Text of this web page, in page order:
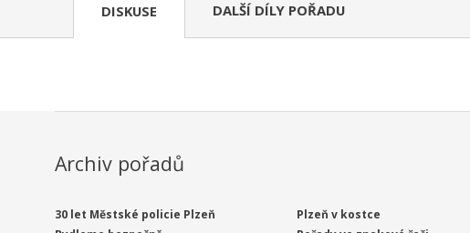
DISKUSE DALŠÍ DÍLY POŘADU
Archiv pořadů
30 let Městské policie Plzeň
Plzeň v kostce